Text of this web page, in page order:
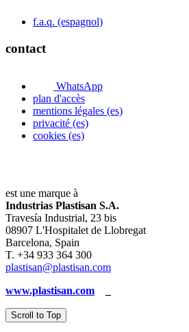
f.a.q. (espagnol)
contact
WhatsApp
plan d'accès
mentions légales (es)
privacité (es)
cookies (es)
est une marque à
Industrias Plastisan S.A.
Travesía Industrial, 23 bis
08907 L'Hospitalet de Llobregat
Barcelona, Spain
T. +34 933 364 300
plastisan@plastisan.com
www.plastisan.com
Scroll to Top